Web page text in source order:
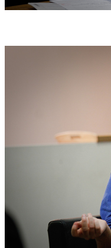
动中任何非事故当
中央美术学院美术
根据《中华人民共
民法院关于贯彻执
的有关规定，为明
系，经双方友好协
一、 一般约定
（1）、甲方为本
动中任何非事故当
中央美术学院美术
根据《中华人民共
民法院关于贯彻执
的有关规定，为明
系，经双方友好协
一、 一般约定
（1）、甲方为本
动中任何非事故当
中央美术学院美术
根据《中华人民共
民法院关于贯彻执
的有关规定，为明
系，经双方友好协
一、 一般约定
（1）、甲方为本